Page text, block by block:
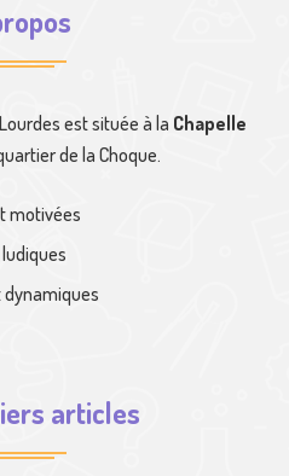
est située à la Chapelle
de la Choque.
motivées
articles